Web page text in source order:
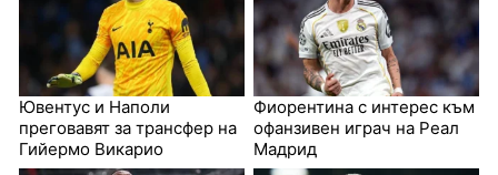
Ювентус и Наполи
преговавят за трансфер на
Гийермо Викарио
Фиорентина с интерес към
офанзивен играч на Реал
Мадрид